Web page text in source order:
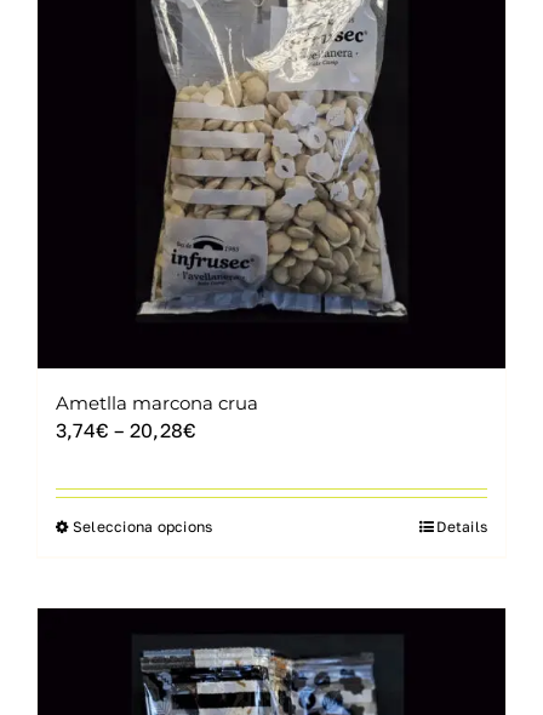
opcions
es
poden
triar
a
la
pàgina
del
producte
Ametlla marcona crua
3,74€ – 20,28€
preus:
3,74€
Selecciona opcionsAquest
diverses
variants.
Les
Details